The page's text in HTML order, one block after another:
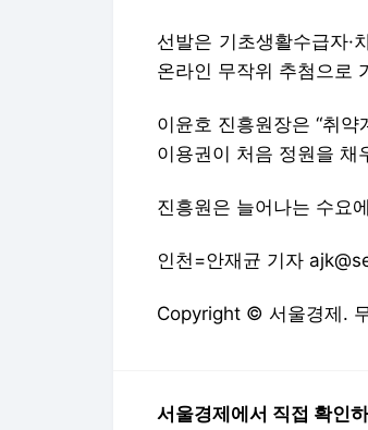
선발은 기초생활수급자·
온라인 무작위 추첨으로
이윤호 진흥원장은 “취
이용권이 처음 정원을 채
진흥원은 늘어나는 수요
인천=안재균 기자
Copyright © 서울경제.
서울경제에서 직접 확인